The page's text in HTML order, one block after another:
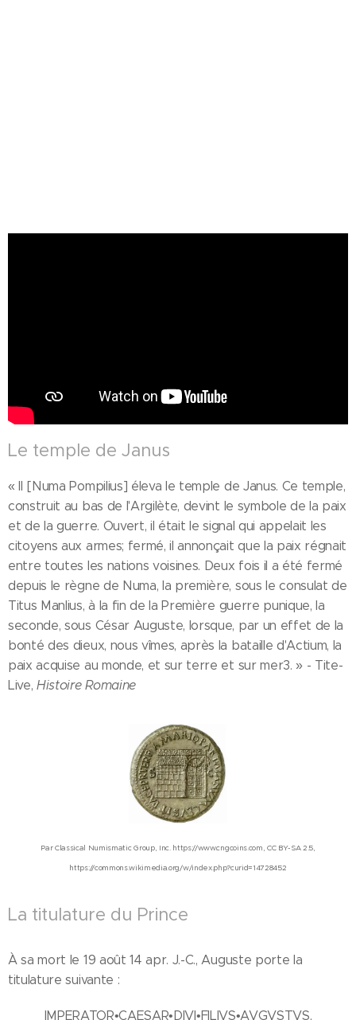
Le temple de Janus
« Il [Numa Pompilius] éleva le temple de Janus. Ce temple,
construit au bas de l'Argilète, devint le symbole de la paix
et de la guerre. Ouvert, il était le signal qui appelait les
citoyens aux armes; fermé, il annonçait que la paix régnait
entre toutes les nations voisines. Deux fois il a été fermé
depuis le règne de Numa, la première, sous le consulat de
Titus Manlius, à la fin de la Première guerre punique, la
seconde, sous César Auguste, lorsque, par un effet de la
bonté des dieux, nous vîmes, après la bataille d'Actium, la
paix acquise au monde, et sur terre et sur mer3. » - Tite-
Live,Histoire Romaine
Par Classical Numismatic Group, Inc. https://www.cngcoins.com, CC BY-SA 2.5,
https://commons.wikimedia.org/w/index.php?curid=14728452
La titulature du Prince
À sa mort le 19 août 14 apr. J.-C., Auguste porte la
titulature suivante :
IMPERATOR•CAESAR•DIVI•FILIVS•AVGVSTVS,